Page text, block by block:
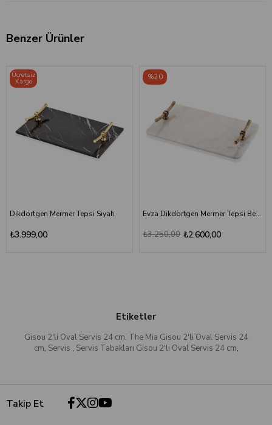
Benzer Ürünler
Dikdörtgen Mermer Tepsi Siyah
₺3.999,00
Ücretsiz
Kargo
Evza Dikdörtgen Mermer Tepsi Beyaz Bronz
₺2.600,00
₺3.250,00
%20
Etiketler
Gisou 2'li Oval Servis 24 cm, The Mia Gisou 2'li Oval Servis 24
cm, Servis , Servis Tabakları Gisou 2'li Oval Servis 24 cm,
Takip Et